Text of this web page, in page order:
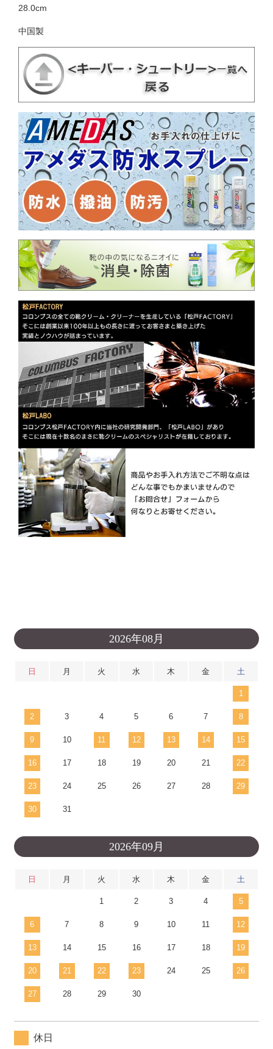
28.0cm
中国製
2026年08月
日 月 火 水 木 金 土
1
2 3 4 5 6 7 8
9 10 11 12 13 14 15
16 17 18 19 20 21 22
23 24 25 26 27 28 29
30 31
2026年09月
日 月 火 水 木 金 土
1 2 3 4 5
6 7 8 9 10 11 12
13 14 15 16 17 18 19
20 21 22 23 24 25 26
27 28 29 30
休日